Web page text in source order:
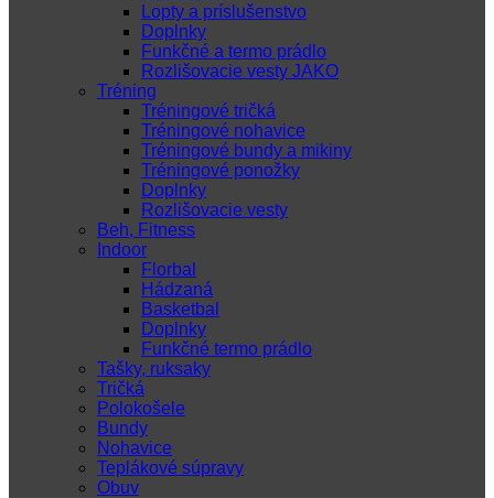
Lopty a príslušenstvo
Doplnky
Funkčné a termo prádlo
Rozlišovacie vesty JAKO
Tréning
Tréningové tričká
Tréningové nohavice
Tréningové bundy a mikiny
Tréningové ponožky
Doplnky
Rozlišovacie vesty
Beh, Fitness
Indoor
Florbal
Hádzaná
Basketbal
Doplnky
Funkčné termo prádlo
Tašky, ruksaky
Tričká
Polokošele
Bundy
Nohavice
Teplákové súpravy
Obuv